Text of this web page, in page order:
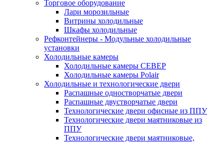
Торговое оборудование
Лари морозильные
Витрины холодильные
Шкафы холодильные
Рефконтейнеры - Модульные холодильные
установки
Холодильные камеры
Холодильные камеры СЕВЕР
Холодильные камеры Polair
Холодильные и технологические двери
Распашные одностворчатые двери
Распашные двустворчатые двери
Технологические двери офисные из ППУ
Технологические двери маятниковые из
ППУ
Технологические двери маятниковые,